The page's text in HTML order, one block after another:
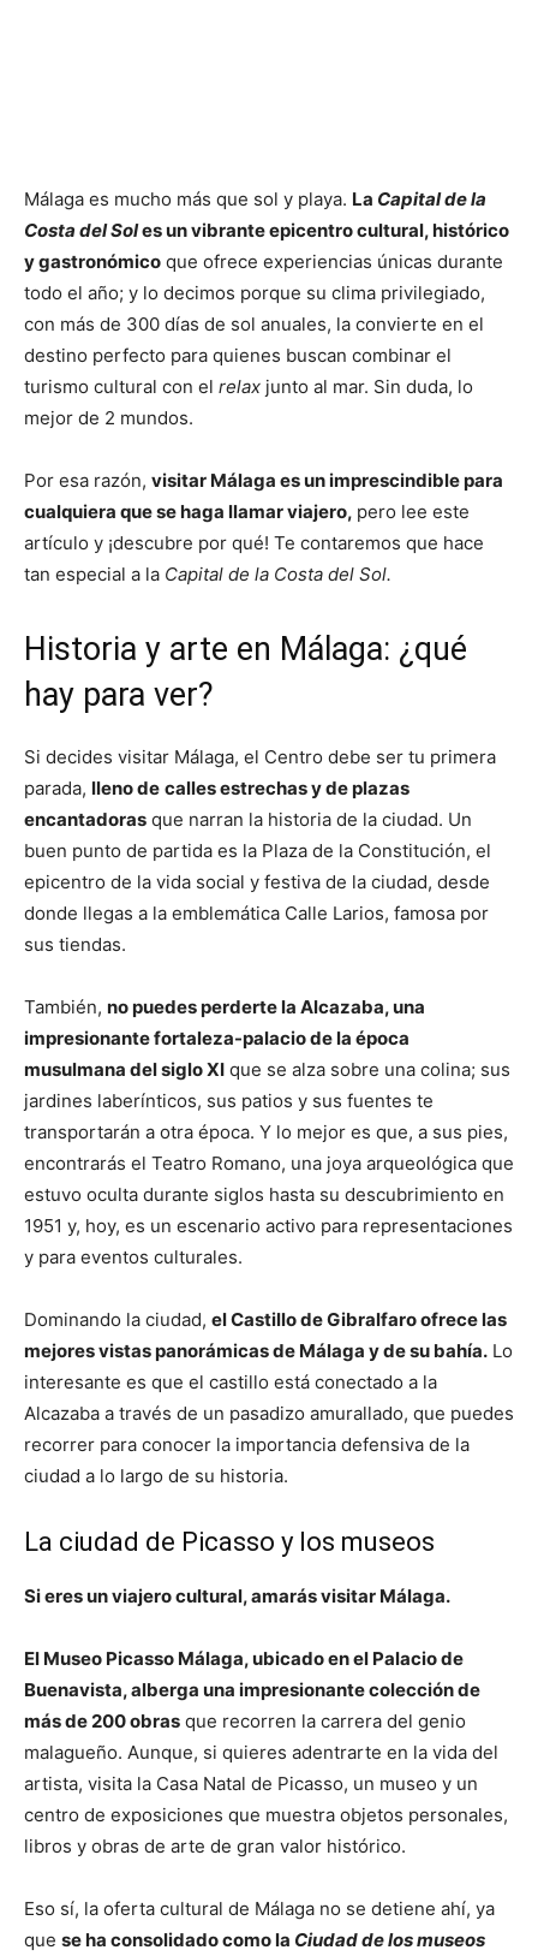
Málaga es mucho más que sol y playa. La Capital de la
Costa del Soles un vibrante epicentro cultural, histórico
y gastronómico que ofrece experiencias únicas durante
todo el año; y lo decimos porque su clima privilegiado,
con más de 300 días de sol anuales, la convierte en el
destino perfecto para quienes buscan combinar el
turismo cultural con el relax junto al mar. Sin duda, lo
mejor de 2 mundos.
Por esa razón, visitar Málaga es un imprescindible para
cualquiera que se haga llamar viajero, pero lee este
artículo y ¡descubre por qué! Te contaremos que hace
tan especial a la Capital de la Costa del Sol.
Historia y arte en Málaga: ¿qué
hay para ver?
Si decides visitar Málaga, el Centro debe ser tu primera
parada, lleno de calles estrechas y de plazas
encantadoras que narran la historia de la ciudad. Un
buen punto de partida es la Plaza de la Constitución, el
epicentro de la vida social y festiva de la ciudad, desde
donde llegas a la emblemática Calle Larios, famosa por
sus tiendas.
También, no puedes perderte la Alcazaba, una
impresionante fortaleza-palacio de la época
musulmana del siglo XI que se alza sobre una colina; sus
jardines laberínticos, sus patios y sus fuentes te
transportarán a otra época. Y lo mejor es que, a sus pies,
encontrarás el Teatro Romano, una joya arqueológica que
estuvo oculta durante siglos hasta su descubrimiento en
1951 y, hoy, es un escenario activo para representaciones
y para eventos culturales.
Dominando la ciudad, el Castillo de Gibralfaro ofrece las
mejores vistas panorámicas de Málaga y de su bahía. Lo
interesante es que el castillo está conectado a la
Alcazaba a través de un pasadizo amurallado, que puedes
recorrer para conocer la importancia defensiva de la
ciudad a lo largo de su historia.
La ciudad de Picasso y los museos
Si eres un viajero cultural, amarás visitar Málaga.
El Museo Picasso Málaga, ubicado en el Palacio de
Buenavista, alberga una impresionante colección de
más de 200 obras que recorren la carrera del genio
malagueño. Aunque, si quieres adentrarte en la vida del
artista, visita la Casa Natal de Picasso, un museo y un
centro de exposiciones que muestra objetos personales,
libros y obras de arte de gran valor histórico.
Eso sí, la oferta cultural de Málaga no se detiene ahí, ya
que se ha consolidado como la Ciudad de los museos